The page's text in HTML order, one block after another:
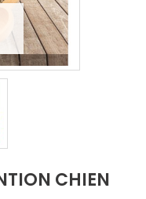
CHIEN